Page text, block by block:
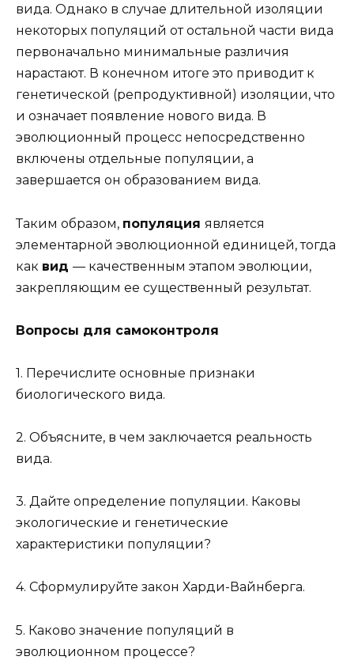
вида. Однако в случае длительной изоляции
некоторых популяций от остальной части вида
первоначально минимальные различия
нарастают. В конечном итоге это приводит к
генетической (репродуктивной) изоляции, что
и означает появление нового вида. В
эволюционный процесс непосредственно
включены отдельные популяции, а
завершается он образованием вида.
Таким образом, популяция является
элементарной эволюционной единицей, тогда
как вид — качественным этапом эволюции,
закрепляющим ее существенный результат.
Вопросы для самоконтроля
1. Перечислите основные признаки
биологического вида.
2. Объясните, в чем заключается реальность
вида.
3. Дайте определение популяции. Каковы
экологические и генетические
характеристики популяции?
4. Сформулируйте закон Харди-Вайнберга.
5. Каково значение популяций в
эволюционном процессе?